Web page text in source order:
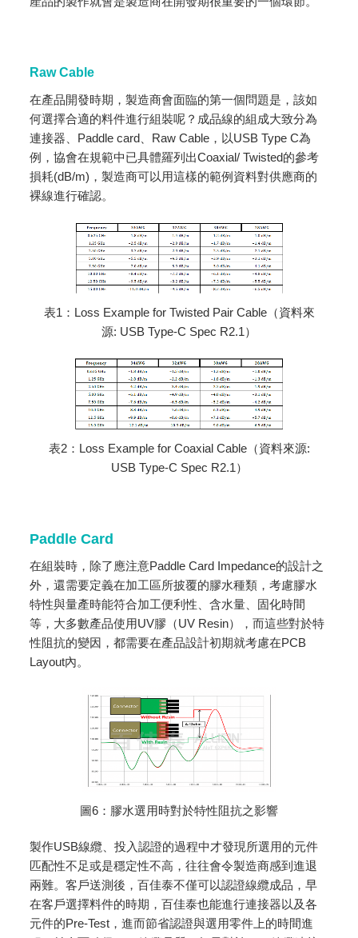
Raw Cable
在產品開發時期，製造商會面臨的第一個問題是，該如
何選擇合適的料件進行組裝呢？成品線的組成大致分為
連接器、Paddle card、Raw Cable，以USB Type C為
例，協會在規範中已具體羅列出Coaxial/ Twisted的參考
損耗(dB/m)，製造商可以用這樣的範例資料對供應商的
裸線進行確認。
表1：Loss Example for Twisted Pair Cable（資料來
源: USB Type-C Spec R2.1）
表2：Loss Example for Coaxial Cable（資料來源:
USB Type-C Spec R2.1）
Paddle Card
在組裝時，除了應注意Paddle Card Impedance的設計之
外，還需要定義在加工區所披覆的膠水種類，考慮膠水
特性與量產時能符合加工便利性、含水量、固化時間
等，大多數產品使用UV膠（UV Resin），而這些對於特
性阻抗的變因，都需要在產品設計初期就考慮在PCB
Layout內。
圖6：膠水選用時對於特性阻抗之影響
製作USB線纜、投入認證的過程中才發現所選用的元件
匹配性不足或是穩定性不高，往往會令製造商感到進退
兩難。客戶送測後，百佳泰不僅可以認證線纜成品，早
在客戶選擇料件的時期，百佳泰也能進行連接器以及各
元件的Pre-Test，進而節省認證與選用零件上的時間進